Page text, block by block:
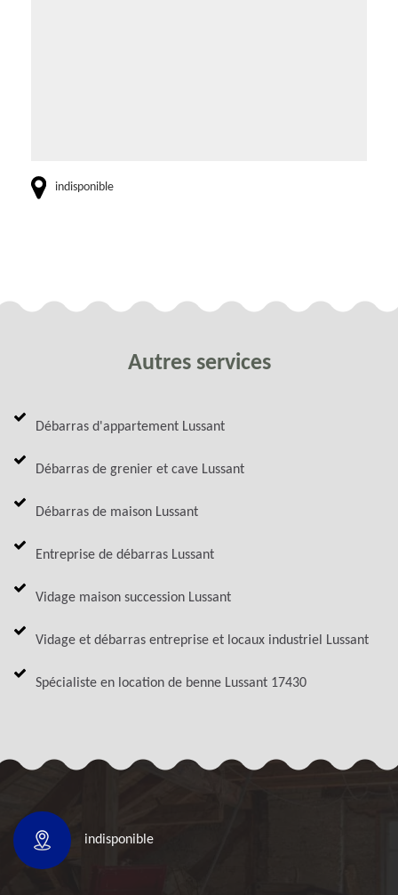
indisponible
Autres services
Débarras d'appartement Lussant
Débarras de grenier et cave Lussant
Débarras de maison Lussant
Entreprise de débarras Lussant
Vidage maison succession Lussant
Vidage et débarras entreprise et locaux industriel Lussant
Spécialiste en location de benne Lussant 17430
indisponible